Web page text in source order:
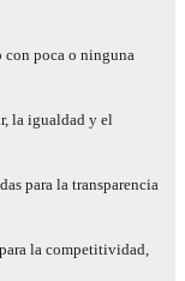
con poca o ninguna
la igualdad y el
para la transparencia
la competitividad,